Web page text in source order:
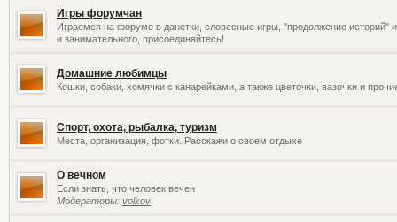
Игры форумчан
Играемся на форуме в данетки, словесные игры, "продолжение историй"
и занимательного, присоединяйтесь!
Домашние любимцы
Кошки, собаки, хомячки с канарейками, а также цветочки, вазочки и
Спорт, охота, рыбалка, туризм
Места, организация, фотки. Расскажи о своем отдыхе
О вечном
Если знать, что человек вечен
Модераторы: volkov